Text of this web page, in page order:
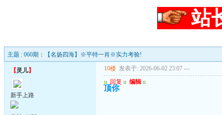
站
主题 : 060期：【名扬四海】※平特一肖※实力考验!
【灵儿】
新手上路
10楼 发表于: 2026-06-02 23:07 ---
u 回复 u 编辑 u
顶你